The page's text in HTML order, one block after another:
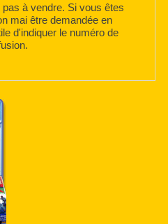
à vendre. Si vous êtes
mai être demandée en
d'indiquer le numéro de